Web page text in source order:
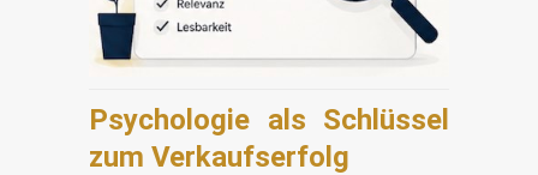
Psychologie als Schlüssel
zum Verkaufserfolg